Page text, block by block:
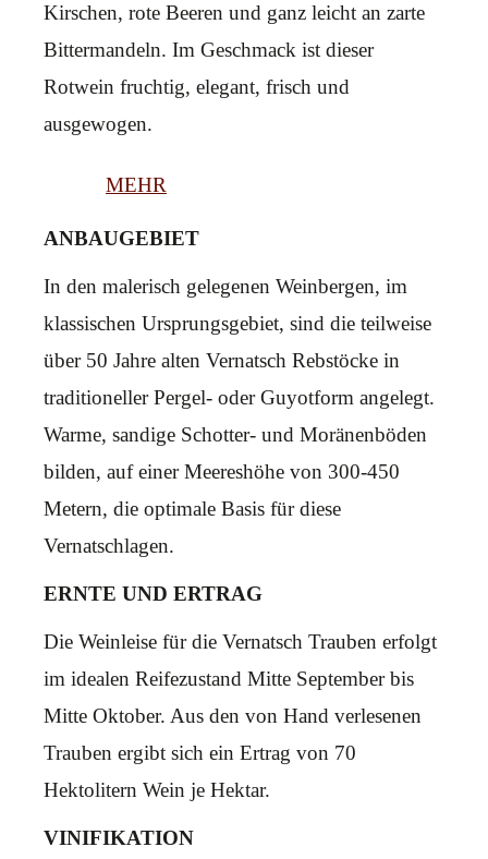
Kirschen, rote Beeren und ganz leicht an zarte
Bittermandeln. Im Geschmack ist dieser
Rotwein fruchtig, elegant, frisch und
ausgewogen.
MEHR
ANBAUGEBIET
In den malerisch gelegenen Weinbergen, im
klassischen Ursprungsgebiet, sind die teilweise
über 50 Jahre alten Vernatsch Rebstöcke in
traditioneller Pergel- oder Guyotform angelegt.
Warme, sandige Schotter- und Moränenböden
bilden, auf einer Meereshöhe von 300-450
Metern, die optimale Basis für diese
Vernatschlagen.
ERNTE UND ERTRAG
Die Weinleise für die Vernatsch Trauben erfolgt
im idealen Reifezustand Mitte September bis
Mitte Oktober. Aus den von Hand verlesenen
Trauben ergibt sich ein Ertrag von 70
Hektolitern Wein je Hektar.
VINIFIKATION